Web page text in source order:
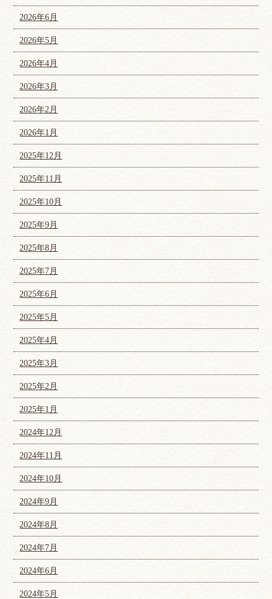
2026年6月
2026年5月
2026年4月
2026年3月
2026年2月
2026年1月
2025年12月
2025年11月
2025年10月
2025年9月
2025年8月
2025年7月
2025年6月
2025年5月
2025年4月
2025年3月
2025年2月
2025年1月
2024年12月
2024年11月
2024年10月
2024年9月
2024年8月
2024年7月
2024年6月
2024年5月